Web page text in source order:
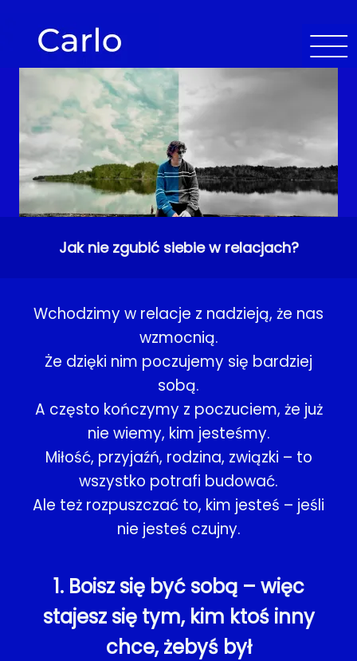
Jak nie zgubić siebie w relacjach?
Wchodzimy w relacje z nadzieją, że nas
wzmocnią.
Że dzięki nim poczujemy się bardziej
sobą.
A często kończymy z poczuciem, że już
nie wiemy, kim jesteśmy.
Miłość, przyjaźń, rodzina, związki – to
wszystko potrafi budować.
Ale też rozpuszczać to, kim jesteś – jeśli
nie jesteś czujny.
1. Boisz się być sobą – więc
stajesz się tym, kim ktoś inny
chce, żebyś był